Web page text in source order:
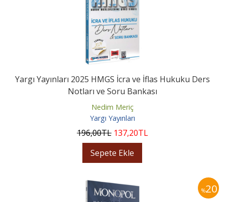
Yargı Yayınları 2025 HMGS İcra ve İflas Hukuku Ders
Notları ve Soru Bankası
Nedim Meriç
Yargı Yayınları
196,00TL 137,20TL
Sepete Ekle
%20